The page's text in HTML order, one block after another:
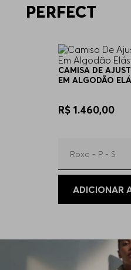
38PERFECT
CAMISA DE
EM ALGODÃO
R$ 1.460,00
ADICIONAR